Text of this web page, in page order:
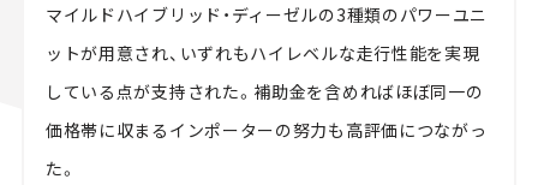
マイルドハイブリッド・ディーゼルの3種類のパワーユニ
ットが用意され、いずれもハイレベルな走行性能を実現
している点が支持された。補助金を含めればほぼ同一の
価格帯に収まるインポーターの努力も高評価につながっ
た。